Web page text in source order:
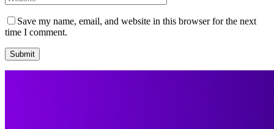
Save my name, email, and website in this browser for the next
time I comment.